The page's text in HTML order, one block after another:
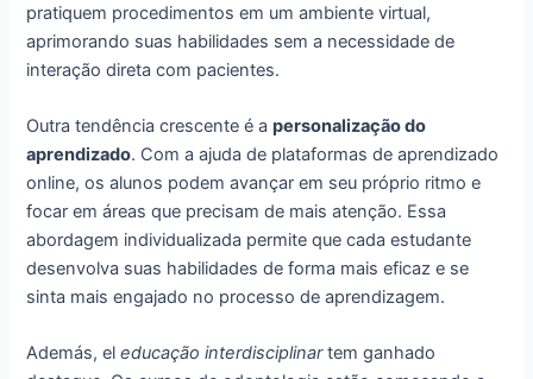
pratiquem procedimentos em um ambiente virtual,
aprimorando suas habilidades sem a necessidade de
interação direta com pacientes.
Outra tendência crescente é apersonalização do
aprendizado. Com a ajuda de plataformas de aprendizado
online, os alunos podem avançar em seu próprio ritmo e
focar em áreas que precisam de mais atenção. Essa
abordagem individualizada permite que cada estudante
desenvolva suas habilidades de forma mais eficaz e se
sinta mais engajado no processo de aprendizagem.
Además, eleducação interdisciplinartem ganhado